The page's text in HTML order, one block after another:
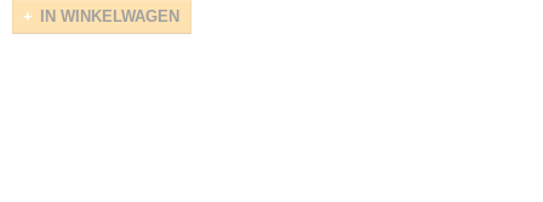
IN WINKELWAGEN